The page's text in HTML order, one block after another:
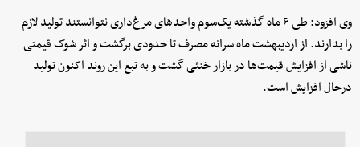
وی افزود: طی ۶ ماه گذشته یک‌سوم واحدهای مرغ‌داری نتوانستند تولید لازم
را بدارند. از اردیبهشت ماه سرانه مصرف تا حدودی برگشت و اثر شوک‌ قیمتی
ناشی از افزایش قیمت‌ها در بازار خنثی گشت و به تبع این روند اکنون تولید
درحال افزایش است.